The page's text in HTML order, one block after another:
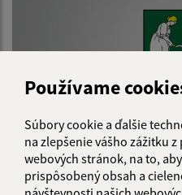
Používame
Súbory cookie a ďalšie
na zlepšenie vášho zážitku
webových stránok, na to,
prispôsobený obsah a
25.01.2021
Výzva na predloženie